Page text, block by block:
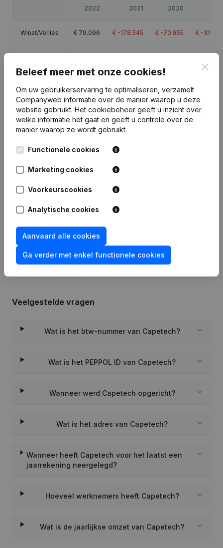
2022 2021 2020
Winst/Verlies € 79.096 € -178.545 € -70.855 € -
Brutomarge €242.928 €16.350 €97.019
Personeel 2,8 4,3 3,7
Publicatiesvan Capetech
09-07-2018
Rubriek Oprichting (Nieuwe
Rechtspersoon, Opening Bijkantoor,
enz...)
Veelgestelde vragen
Wat is het btw-nummer van Capetech?
Wat is het PEPPOL ID van Capetech?
Wanneer werd Capetech opgericht?
Wat is het adres van Capetech?
Wanneer heeft Capetech voor het laatst een
jaarrekening neergelegd?
Hoeveel werknemers heeft Capetech?
Wat is de jaarlijkse omzet van Capetech?
Beleef meer met onze cookies!
Om uw gebruikerservaring te optimaliseren, verzamelt
Companyweb informatie over de manier waarop u deze
website gebruikt. Het cookiebeheer geeft u inzicht over
welke informatie het gaat en geeft u controle over de
manier waarop ze wordt gebruikt.
Functionele cookies
Marketing cookies
Voorkeurscookies
Analytische cookies
Aanvaard alle cookies
Ga verder met enkel functionele cookies